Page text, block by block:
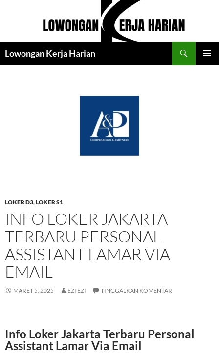
Lowongan Kerja Harian
LOKER D3,LOKER S1
INFO LOKER JAKARTA
TERBARU PERSONAL
ASSISTANT LAMAR VIA
EMAIL
MARET 5, 2025 EZI EZI TINGGALKAN KOMENTAR
Info Loker Jakarta Terbaru Personal
Assistant Lamar Via Email